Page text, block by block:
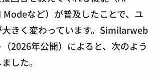
など）が普及したことで、ユ
きく変わっています。Similarweb
2026年公開）によると、次のよう
した。